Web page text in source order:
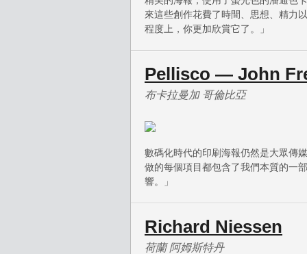
來這些創作花費了時間、思想、精力
程度上，你更加欣賞它了。」
Pellisco — John
布卡拉曼加 哥倫比亞
數碼化時代的印刷海報仍然是大眾傳
做的每個項目都包含了我們本質的一
響。」
Richard Niessen
荷蘭 阿姆斯特丹